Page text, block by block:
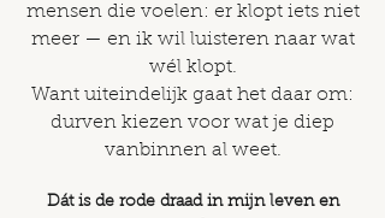
mensen die voelen: er klopt iets niet
meer — en ik wil luisteren naar wat
wél klopt.
Want uiteindelijk gaat het daar om:
durven kiezen voor wat je diep
vanbinnen al weet.
Dát is de rode draad in mijn leven en